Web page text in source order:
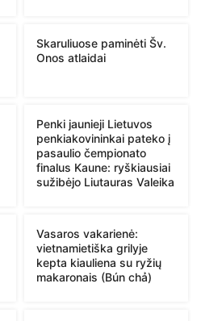
Skaruliuose paminėti Šv.
Onos atlaidai
Penki jaunieji Lietuvos
penkiakovininkai pateko į
pasaulio čempionato
finalus Kaune: ryškiausiai
sužibėjo Liutauras Valeika
Vasaros vakarienė:
vietnamietiška grilyje
kepta kiauliena su ryžių
makaronais (Bún chả)